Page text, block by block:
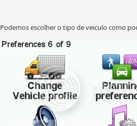
Podemos escolher o tipo de veiculo como